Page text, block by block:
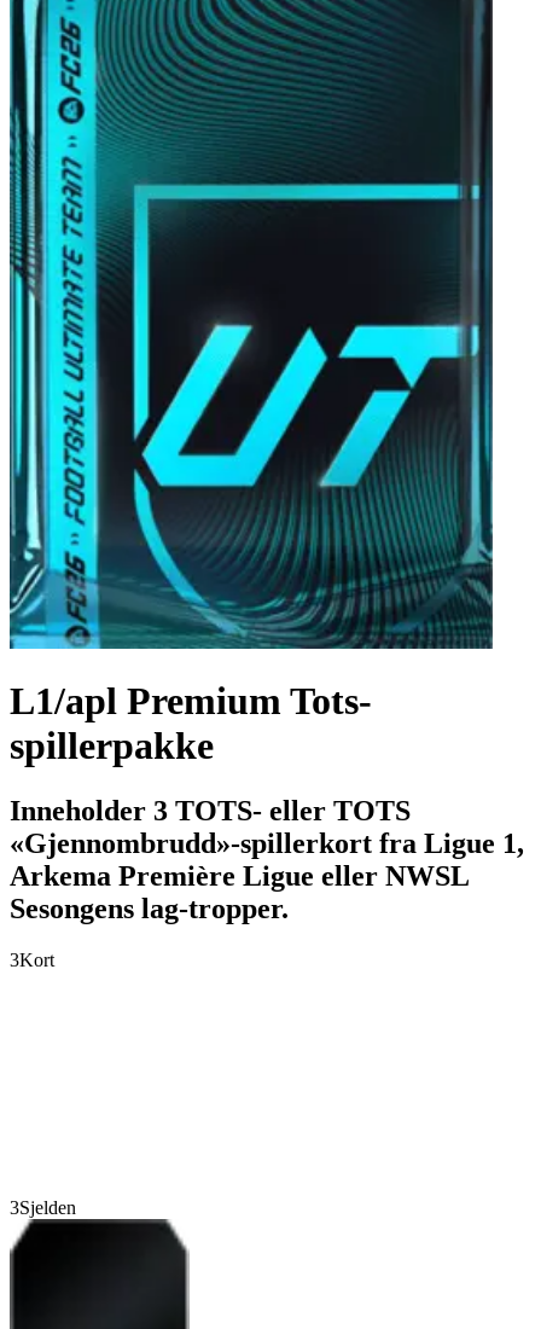
L1/apl Premium Tots-
spillerpakke
Inneholder 3 TOTS- eller TOTS
«Gjennombrudd»-spillerkort fra Ligue 1,
Arkema Première Ligue eller NWSL
Sesongens lag-tropper.
3Kort
3Sjelden